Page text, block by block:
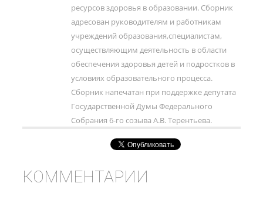
ресурсов здоровья в образовании. Сборник
адресован руководителям и работникам
учреждений образования,специалистам,
осуществляющим деятельность в области
обеспечения здоровья детей и подростков в
условиях образовательного процесса.
Сборник напечатан при поддержке депутата
Государственной Думы Федерального
Собрания 6-го созыва А.В. Терентьева.
КОММЕНТАРИИ